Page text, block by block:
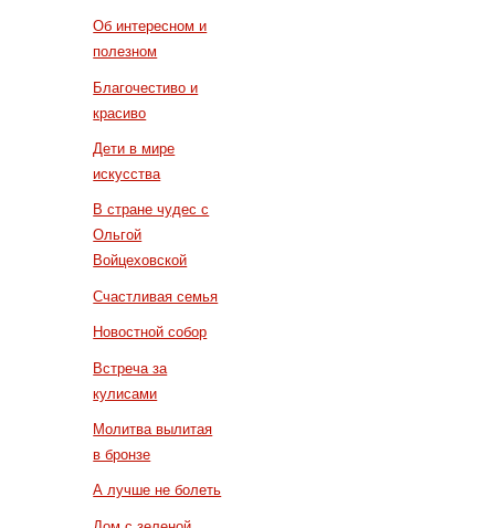
Об интересном и
полезном
Благочестиво и
красиво
Дети в мире
искусства
В стране чудес с
Ольгой
Войцеховской
Счастливая семья
Новостной собор
Встреча за
кулисами
Молитва вылитая
в бронзе
А лучше не болеть